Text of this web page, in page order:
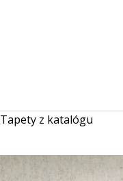
Tapety z katalógu